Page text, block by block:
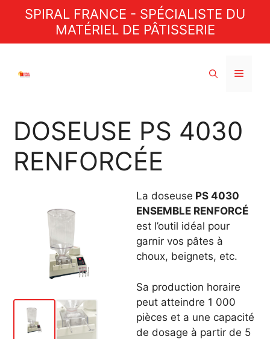
SPIRAL FRANCE - SPÉCIALISTE DU
MATÉRIEL DE PÂTISSERIE
Menu
DOSEUSE PS 4030
RENFORCÉE
La doseuse PS 4030
ENSEMBLE RENFORCÉ
est l’outil idéal pour
garnir vos pâtes à
choux, beignets, etc.
Sa production horaire
peut atteindre 1 000
pièces et a une capacité
de dosage à partir de 5